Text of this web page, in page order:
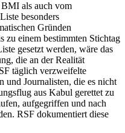
als auch vom
besonders
Gründen
zu einem bestimmten Stichtag
gesetzt werden, wäre das
die an der Realität
täglich verzweifelte
und Journalisten, die es nicht
aus Kabul gerettet zu
aufgegriffen und nach
RSF dokumentiert diese